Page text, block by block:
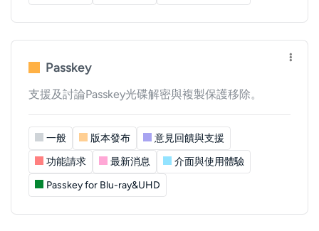
Passkey
支援及討論Passkey光碟解密與複製保護移除。
一般 版本發布
意見回饋與支援
功能請求
最新消息
介面與使用體驗
Passkey for Blu-ray&UHD